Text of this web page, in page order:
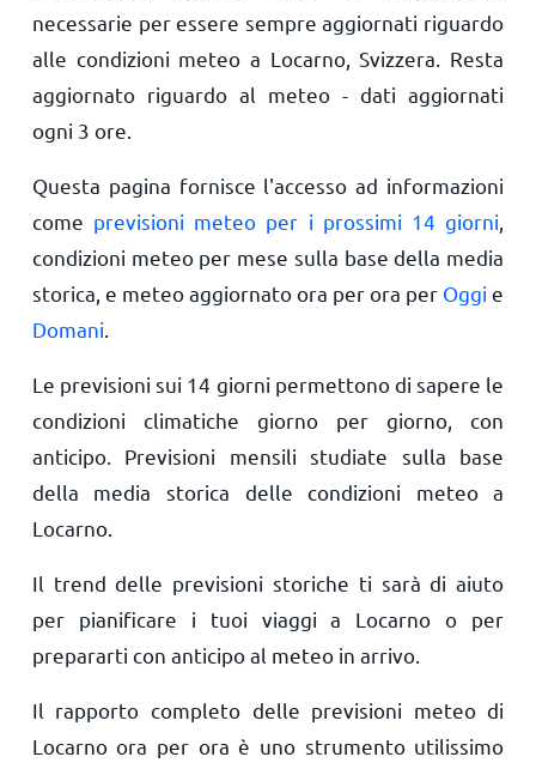
necessarie per essere sempre aggiornati riguardo
alle condizioni meteo a Locarno, Svizzera. Resta
aggiornato riguardo al meteo - dati aggiornati
ogni 3 ore.
Questa pagina fornisce l'accesso ad informazioni
come previsioni meteo per i prossimi 14 giorni
condizioni meteo per mese sulla base della media
storica, e meteo aggiornato ora per ora per Oggi e
Domani
Le previsioni sui 14 giorni permettono di sapere le
condizioni climatiche giorno per giorno, con
anticipo. Previsioni mensili studiate sulla base
della media storica delle condizioni meteo a
Locarno.
Il trend delle previsioni storiche ti sarà di aiuto
per pianificare i tuoi viaggi a Locarno o per
prepararti con anticipo al meteo in arrivo.
Il rapporto completo delle previsioni meteo di
Locarno ora per ora è uno strumento utilissimo